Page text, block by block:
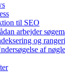
til SEO
arbejder
og
af